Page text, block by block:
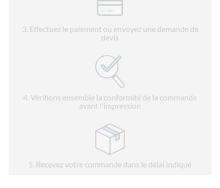
3. Effectuez le paiement ou envoyez une demande de
devis
4. Vérifions ensemble la conformité de la commande
avant l'impression
5 . Recevez votre commande dans le délai indiqué